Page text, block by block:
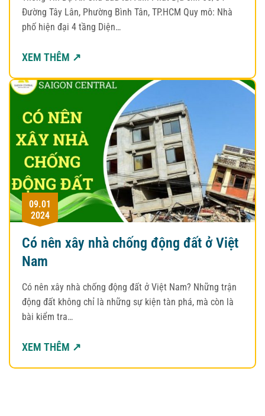
Đường Tây Lân, Phường Bình Tân, TP.HCM Quy mô: Nhà
phố hiện đại 4 tầng Diện…
XEM THÊM ↗
09.01
2024
Có nên xây nhà chống động đất ở Việt
Nam
Có nên xây nhà chống động đất ở Việt Nam? Những trận
động đất không chỉ là những sự kiện tàn phá, mà còn là
bài kiểm tra…
XEM THÊM ↗